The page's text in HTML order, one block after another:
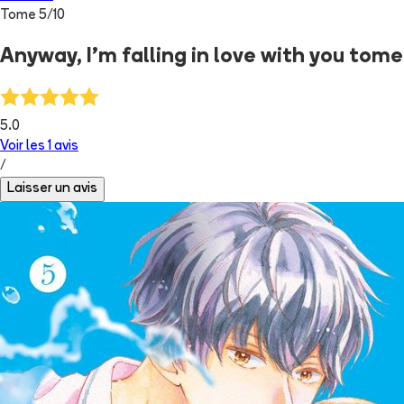
Tome 5/10
Anyway, I'm falling in love with you
5.0
Voir les 1 avis
/
Laisser un avis